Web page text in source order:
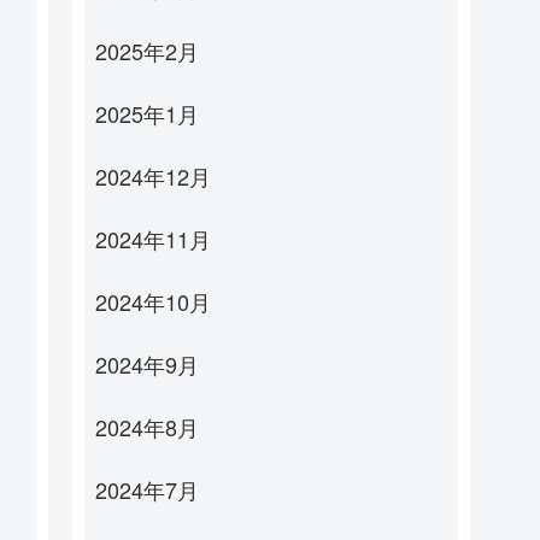
2025年2月
2025年1月
2024年12月
2024年11月
2024年10月
2024年9月
2024年8月
2024年7月